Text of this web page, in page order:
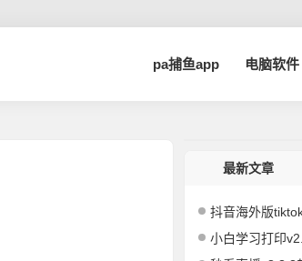
pa捕鱼app 电脑软件
最新文章
抖音海外版tiktok
小白学习打印